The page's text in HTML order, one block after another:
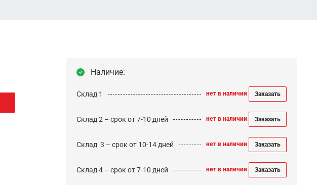
Наличие:
Склад 1 нет в наличии Заказать
Склад 2 – срок от 7-10 дней нет в наличии Заказать
Cклад 3 – срок от 10-14 дней нет в наличии Заказать
Склад 4 – срок от 7-10 дней нет в наличии Заказать